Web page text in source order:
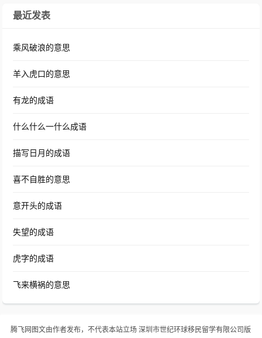
最近发表
乘风破浪的意思
羊入虎口的意思
有龙的成语
什么什么一什么成语
描写日月的成语
喜不自胜的意思
意开头的成语
失望的成语
虎字的成语
飞来横祸的意思
腾飞网 图文由作者发布，不代表本站立场 深圳市世纪环球移民留学有限公司版